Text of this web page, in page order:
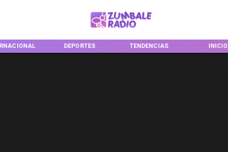
DEPORTES TENDENCIAS INICIO